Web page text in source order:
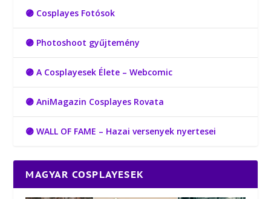
🟣 Cosplayes Fotósok
🟣 Photoshoot gyűjtemény
🟣 A Cosplayesek Élete – Webcomic
🟣 AniMagazin Cosplayes Rovata
🟣 WALL OF FAME – Hazai versenyek nyertesei
MAGYAR COSPLAYESEK